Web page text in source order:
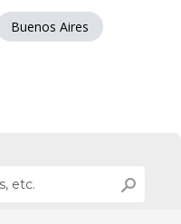
Buenos Aires